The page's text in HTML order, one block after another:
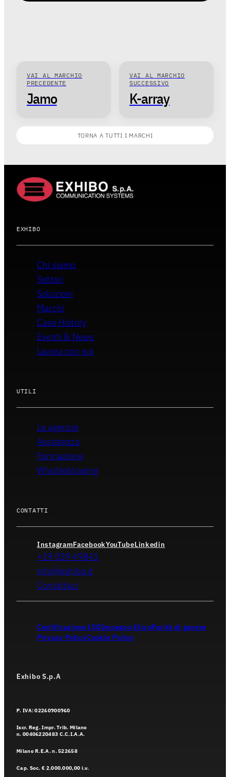
VAI AL MARCHIO
PRECEDENTE
Jamo
TORNA A TUTTI I MARCHI
VAI AL MARCHIO
SUCCESSIVO
K-array
EXHIBO
Chi siamo
Settori
Soluzioni
Marchi
Case History
Eventi & News
Lavora con noi
UTILI
Le agenzie
Assistenza
Formazione
Whistleblowing
CONTATTI
InstagramFacebookYouTubeLinkedin
+39 039 49841
info@exhibo.it
Contattaci
Exhibo S.p.A
Certificazione ISOImpegno EticoParità di genere
Privacy PolicyCookie Policy
P. IVA: 02260900960
Iscr. Reg. Impr. Trib. Milano
n. 00406220483 C.C.I.A.A.
Milano R.E.A. n. 522658
Cap. Soc. € 2.000.000,00 i.v.